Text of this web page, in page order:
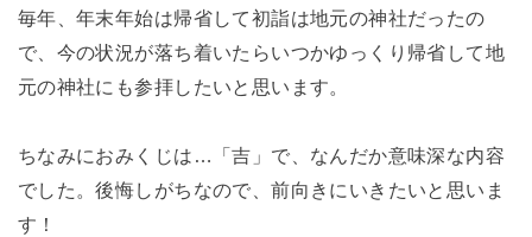
毎年、年末年始は帰省して初詣は地元の神社だったの
で、今の状況が落ち着いたらいつかゆっくり帰省して地
元の神社にも参拝したいと思います。
ちなみにおみくじは…「吉」で、なんだか意味深な内容
でした。後悔しがちなので、前向きにいきたいと思いま
す！